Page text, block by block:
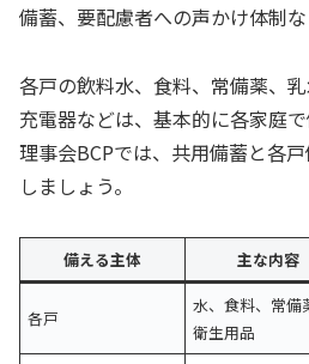
備蓄、要配慮者への声かけ体制な
各戸の飲料水、食料、常備薬、
充電器などは、基本的に各家庭で
理事会BCPでは、共用備蓄と各
しましょう。
備える主体 主な内容
各戸
水、食料、常備
衛生用品